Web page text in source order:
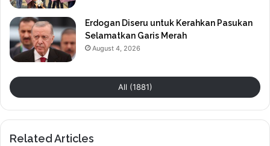
Erdogan Diseru untuk Kerahkan Pasukan
Selamatkan Garis Merah
August 4, 2026
All (1881)
Related Articles